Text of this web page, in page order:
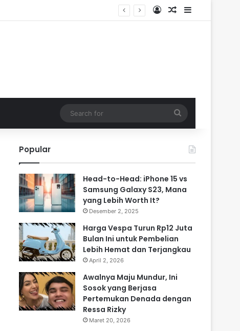
Log InRandom Article
Sidebar
for
Popular
Head-to-Head: iPhone 15 vs
Samsung Galaxy S23, Mana
yang Lebih Worth It?
Desember 2, 2025
Harga Vespa Turun Rp12 Juta
Bulan Ini untuk Pembelian
Lebih Hemat dan Terjangkau
April 2, 2026
Awalnya Maju Mundur, Ini
Sosok yang Berjasa
Pertemukan Denada dengan
Ressa Rizky
Maret 20, 2026